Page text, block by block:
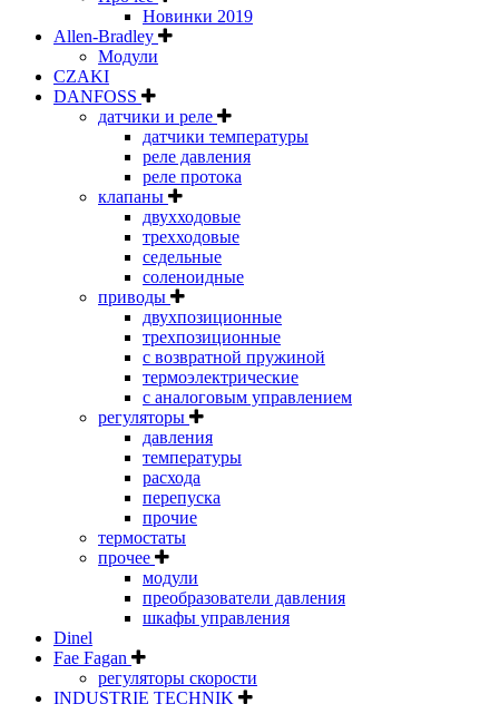
Новинки 2019
Allen-Bradley
Модули
CZAKI
DANFOSS
датчики и реле
датчики температуры
реле давления
реле протока
клапаны
двухходовые
трехходовые
седельные
соленоидные
приводы
двухпозиционные
трехпозиционные
с возвратной пружиной
термоэлектрические
с аналоговым управлением
регуляторы
давления
температуры
расхода
перепуска
прочие
термостаты
прочее
модули
преобразователи давления
шкафы управления
Dinel
Fae Fagan
регуляторы скорости
INDUSTRIE TECHNIK